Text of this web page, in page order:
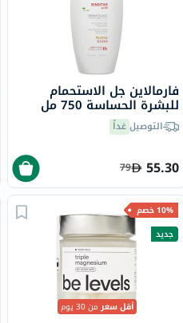
فارمالاين جل الاستحمام
للبشرة الحساسة 750 مل
التوصيلغداً
55.30
79
10% خصم
جديد
أقل سعرمن 30 يوم